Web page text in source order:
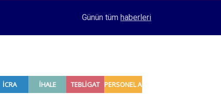
Konyalı patron 70 bin TL maaşla personel
Günün tüm haberleri